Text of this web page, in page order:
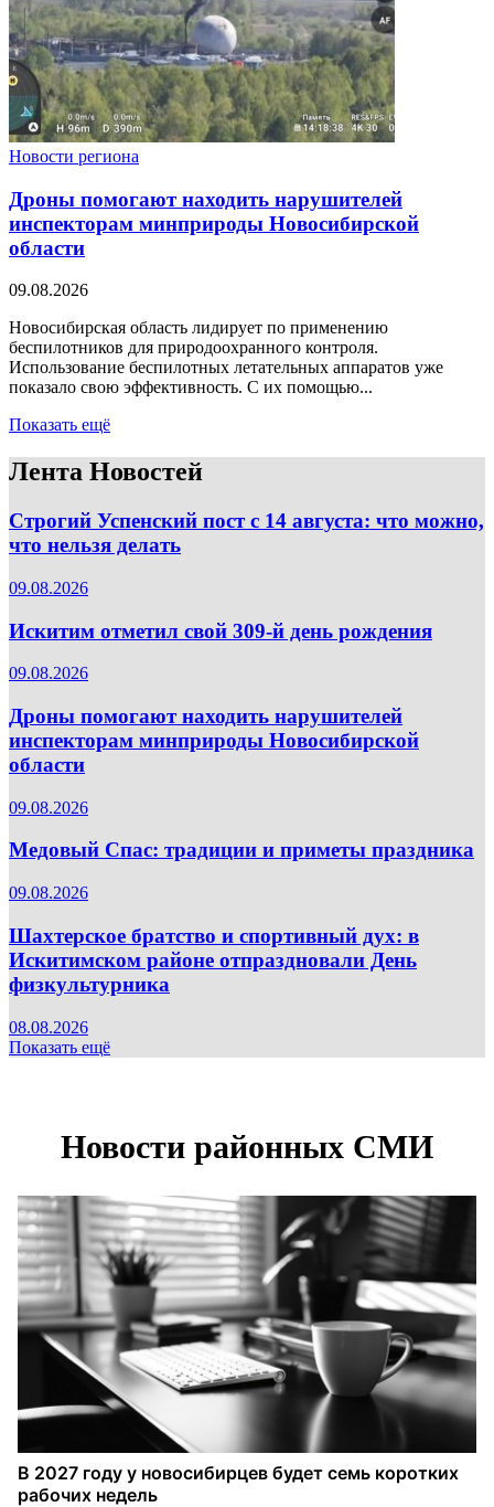
Новости региона
Дроны помогают находить нарушителей
инспекторам минприроды Новосибирской
области
09.08.2026
Новосибирская область лидирует по применению
беспилотников для природоохранного контроля.
Использование беспилотных летательных аппаратов уже
показало свою эффективность. С их помощью...
Показать ещё
Лента Новостей
Строгий Успенский пост с 14 августа: что можно,
что нельзя делать
09.08.2026
Искитим отметил свой 309-й день рождения
09.08.2026
Дроны помогают находить нарушителей
инспекторам минприроды Новосибирской
области
09.08.2026
Медовый Спас: традиции и приметы праздника
09.08.2026
Шахтерское братство и спортивный дух: в
Искитимском районе отпраздновали День
физкультурника
08.08.2026
Показать ещё